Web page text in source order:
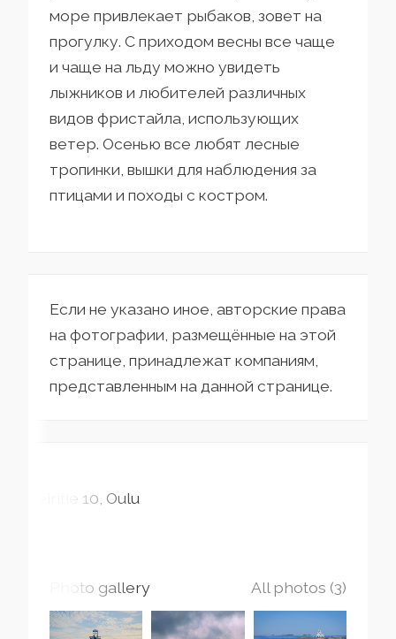
море привлекает рыбаков, зовет на
прогулку. С приходом весны все чаще
и чаще на льду можно увидеть
лыжников и любителей различных
видов фристайла, использующих
ветер. Осенью все любят лесные
тропинки, вышки для наблюдения за
птицами и походы с костром.
Если не указано иное, авторские права
на фотографии, размещённые на этой
странице, принадлежат компаниям,
представленным на данной странице.
Leiritie 10 Oulu
Photo gallery All photos (3)